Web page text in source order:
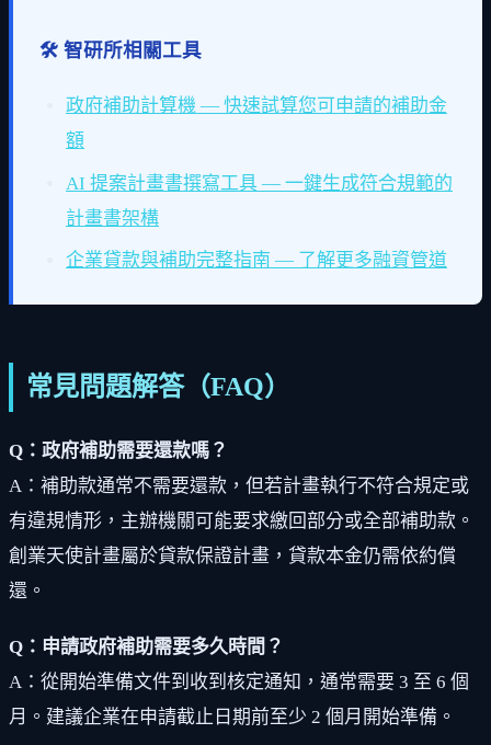
🛠️ 智研所相關工具
政府補助計算機 — 快速試算您可申請的補助金
額
AI 提案計畫書撰寫工具 — 一鍵生成符合規範的
計畫書架構
企業貸款與補助完整指南 — 了解更多融資管道
常見問題解答（FAQ）
Q：政府補助需要還款嗎？
A：補助款通常不需要還款，但若計畫執行不符合規定或
有違規情形，主辦機關可能要求繳回部分或全部補助款。
創業天使計畫屬於貸款保證計畫，貸款本金仍需依約償
還。
Q：申請政府補助需要多久時間？
A：從開始準備文件到收到核定通知，通常需要 3 至 6 個
月。建議企業在申請截止日期前至少 2 個月開始準備。